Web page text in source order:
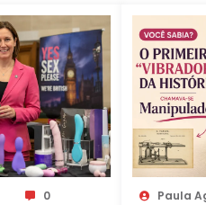
0 Paula